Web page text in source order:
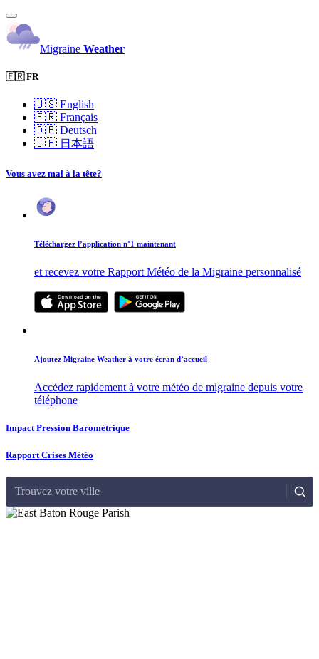
Migraine Weather
🇫🇷 FR
🇺🇸 English
🇫🇷 Français
🇩🇪 Deutsch
🇯🇵 日本語
Vous avez mal à la tête?
Téléchargez l’application n°1 maintenant
et recevez votre Rapport Météo de la Migraine personnalisé
Ajoutez Migraine Weather à votre écran d’accueil
Accédez rapidement à votre météo de migraine depuis votre
téléphone
Impact Pression Barométrique
Rapport Crises Météo
Trouvez votre ville